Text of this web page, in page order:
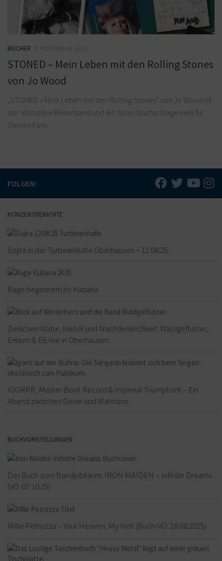
BÜCHER
STONED – Mein Leben mit den Rolling Stones
von Jo Wood
„STONED – Mein Leben mit den Rolling Stones“ von Jo Wood ist
der ultimative Bilderband und ein tolles Nachschlagewerk für
Stones-Fans.
FOLGEN:
KONZERTBERICHTE
Gojira in der Turbinenhalle Oberhausen – 12.08.25
Rage begeistern im Kubana
Zwischen Natur, Nebel und Nachdenklichkeit: Waldgeflüster,
Enisum & Eïs live in Oberhausen:
IGORRR, Master Boot Record & Imperial Triumphant – Ein
Abend zwischen Genie und Wahnsinn
BUCHVORSTELLUNGEN
Das Buch zum Bandjubiläum: IRON MAIDEN – Infinite Dreams
(VÖ: 07.10.25)
Mille Petrozza – Your Heaven, My Hell (Buch-VÖ: 28.08.2025)